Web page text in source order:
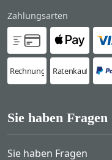
Zahlungsarten
Rechnung Ratenkauf
Sie haben Fragen
Sie haben Fragen